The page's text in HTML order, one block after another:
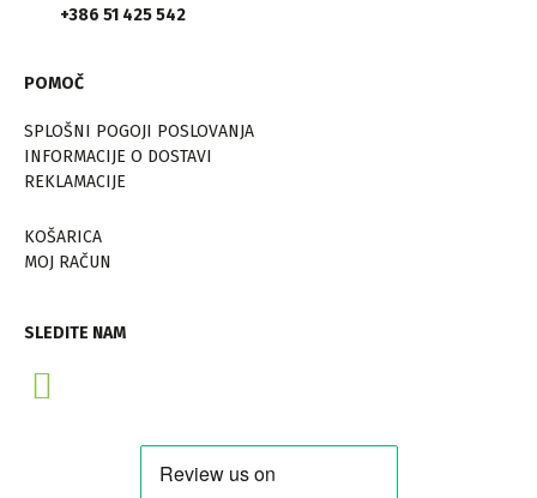
+386 51 425 542
POMOČ
SPLOŠNI POGOJI POSLOVANJA
INFORMACIJE O DOSTAVI
REKLAMACIJE
KOŠARICA
MOJ RAČUN
SLEDITE NAM